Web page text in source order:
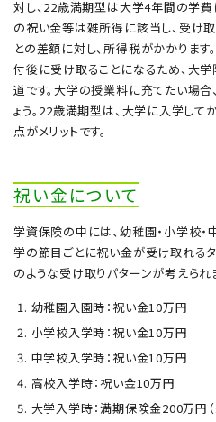
対し、22歳満期型は大学4年間の学費
の祝い金等は雑所得に該当し、受け
との差額に対し、所得税がかかりま
付後に受け取ることになるため、大
道です。大学の授業料に充てたい場
ょう。22歳満期型は、大学に入学し
点がメリットです。
祝い金について
学資保険の中には、幼稚園・小学校・
学の節目ごとに祝い金が受け取れるタ
のような受け取りパターンが考えられ
幼稚園入園時：祝い金10万円
小学校入学時：祝い金10万円
中学校入学時：祝い金10万円
高校入学時：祝い金10万円
大学入学時：満期保険金200万円（